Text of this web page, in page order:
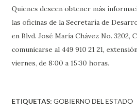
Quienes deseen obtener más
las oficinas de la Secretaría de
en Blvd. José María Chávez No. 3202,
comunicarse al 449 910 21 21,
viernes, de 8:00 a 15:30 horas.
ETIQUETAS: GOBIERNO DEL ESTADO